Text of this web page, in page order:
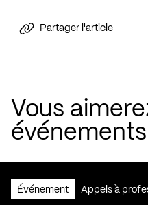
Partager l'article
Vous
événements
Événement Appels à